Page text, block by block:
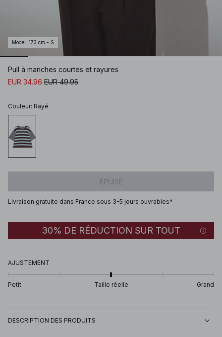
Model : 173 cm - S
Pull à manches courtes et rayures
EUR 34.96 EUR 49.95
Couleur: Rayé
ÉPUISÉ
Livraison gratuite dans France sous 3-5 jours ouvrables*
30% DE RÉDUCTION SUR TOUT
AJUSTEMENT
Petit Taille réelle Grand
DESCRIPTION DES PRODUITS